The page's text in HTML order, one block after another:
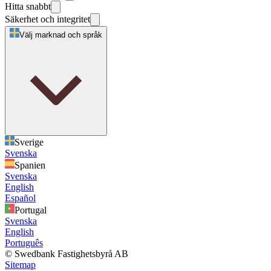
Hitta snabbt
Säkerhet och integritet
Välj marknad och språk
Sverige
Svenska
Spanien
Svenska
English
Español
Portugal
Svenska
English
Português
© Swedbank Fastighetsbyrå AB
Sitemap